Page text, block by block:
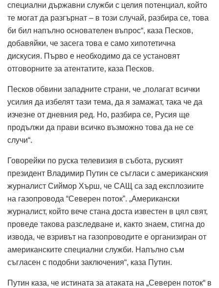
специални държавни служби с целия потенциал, който
те могат да разгърнат – в този случай, разбира се, това
би бил напълно основателен въпрос“, каза Песков,
добавяйки, че засега това е само хипотетична
дискусия. Първо е необходимо да се установят
отговорните за атентатите, каза Песков.
Песков обвини западните страни, че „полагат всички
усилия да избелят тази тема, да я замажат, така че да
изчезне от дневния ред. Но, разбира се, Русия ще
продължи да прави всичко възможно това да не се
случи“.
Говорейки по руска телевизия в събота, руският
президент Владимир Путин се съгласи с американския
журналист Сиймор Хърш, че САЩ са зад експлозиите
на газопровода “Северен поток”. „Американски
журналист, който вече стана доста известен в цял свят,
проведе такова разследване и, както знаем, стигна до
извода, че взривът на газопроводите е организиран от
американските специални служби. Напълно съм
съгласен с подобни заключения“, каза Путин.
Путин каза, че истината за атаката на „Северен поток“ в